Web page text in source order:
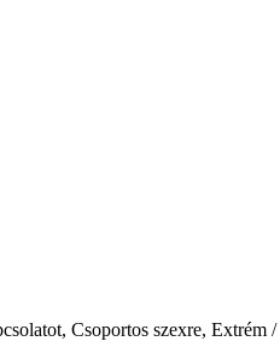
Csoportos szexre,